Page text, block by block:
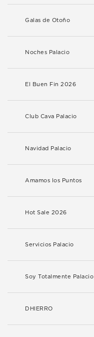
Galas de Otoño
Noches Palacio
El Buen Fin 2026
Club Cava Palacio
Navidad Palacio
Amamos los Puntos
Hot Sale 2026
Servicios Palacio
Soy Totalmente Palacio
DHIERRO